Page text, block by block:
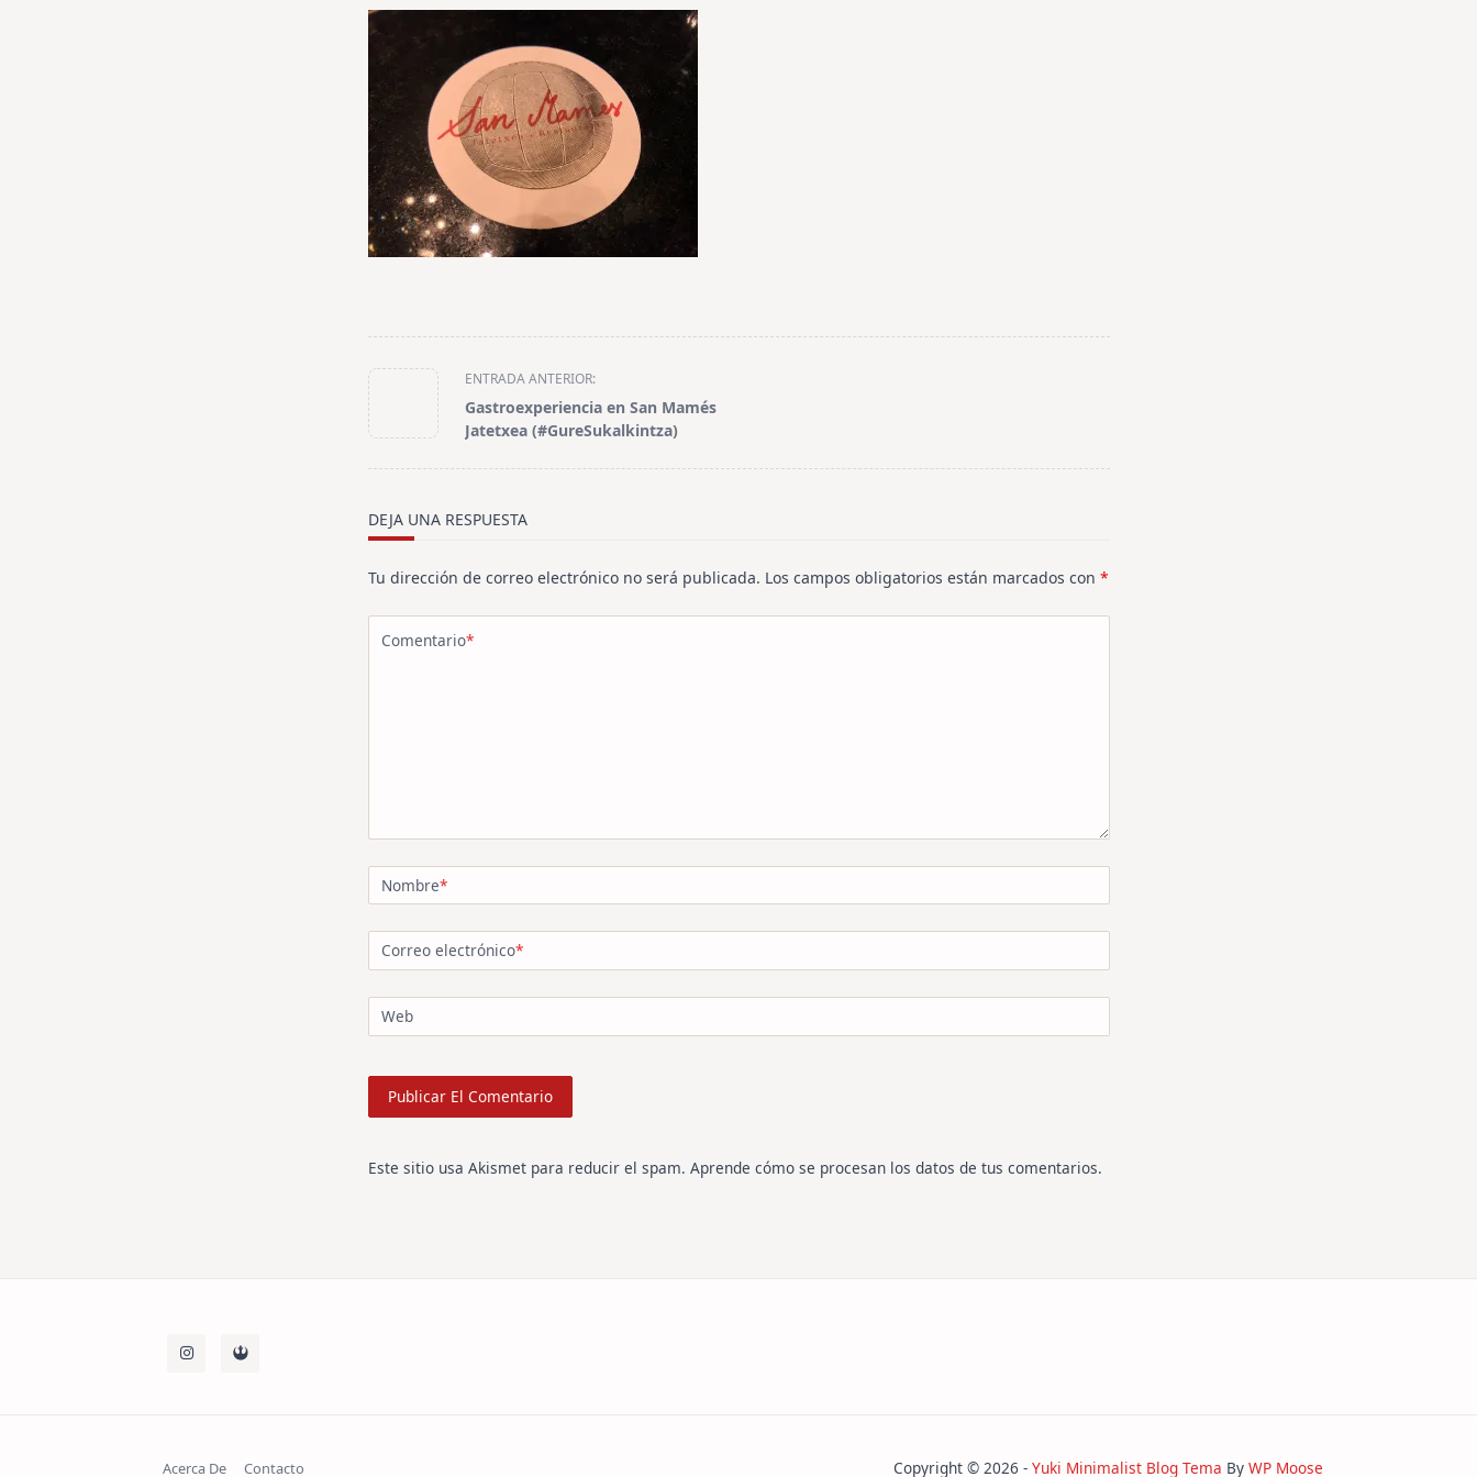
<span
class="nav-
subtitle
ENTRADA ANTERIOR:
Gastroexperiencia en San Mamés
Jatetxea (#GureSukalkintza)
DEJA UNA RESPUESTA
Tu dirección de correo electrónico no será publicada. Los campos obligatorios están marcados con *
Comentario*
Nombre*
Correo electrónico*
Web
Este sitio usa Akismet para reducir el spam. Aprende cómo se procesan los datos de tus comentarios.
Acerca De Contacto Copyright © 2026 - Yuki Minimalist Blog Tema By WP Moose